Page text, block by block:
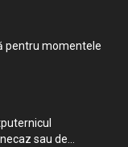
pentru momentele
sau de...